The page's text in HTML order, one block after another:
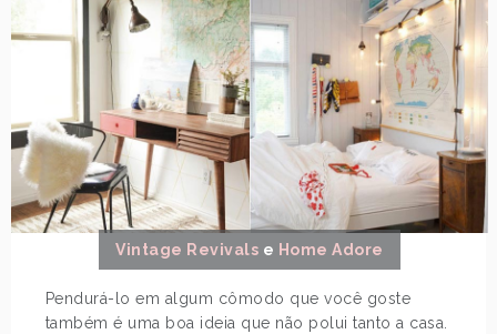
Vintage Revivals e Home Adore
Pendurá-lo em algum cômodo que você goste
também é uma boa ideia que não polui tanto a casa.